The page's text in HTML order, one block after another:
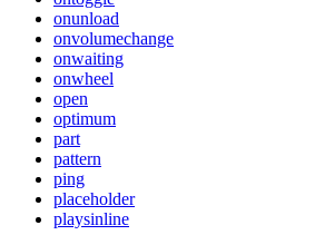
onunload
onvolumechange
onwaiting
onwheel
open
optimum
part
pattern
ping
placeholder
playsinline